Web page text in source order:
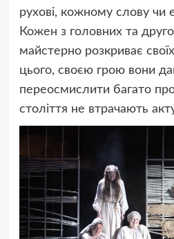
рухові, кожному слову чи
Кожен з головних та
майстерно розкриває
цього, своєю грою вони
переосмислити багато
століття не втрачають